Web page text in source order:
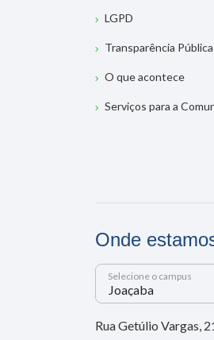
LGPD
Transparência Pública
O que acontece
Serviços para a
Onde
Selecione o campus
Rua Getúlio Vargas,